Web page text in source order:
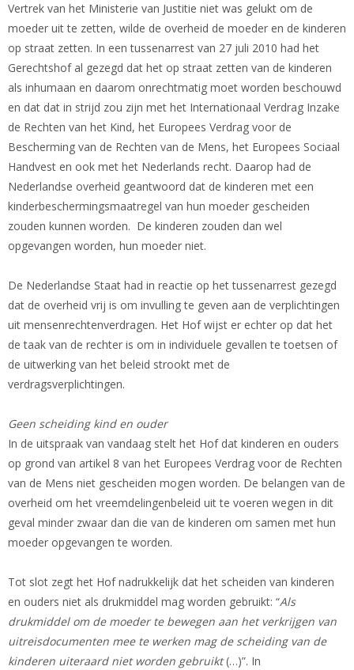
Vertrek van het Ministerie van Justitie niet was gelukt om de
moeder uit te zetten, wilde de overheid de moeder en de kinderen
op straat zetten. In een tussenarrest van 27 juli 2010 had het
Gerechtshof al gezegd dat het op straat zetten van de kinderen
als inhumaan en daarom onrechtmatig moet worden beschouwd
en dat dat in strijd zou zijn met het Internationaal Verdrag Inzake
de Rechten van het Kind, het Europees Verdrag voor de
Bescherming van de Rechten van de Mens, het Europees Sociaal
Handvest en ook met het Nederlands recht. Daarop had de
Nederlandse overheid geantwoord dat de kinderen met een
kinderbeschermingsmaatregel van hun moeder gescheiden
zouden kunnen worden. De kinderen zouden dan wel
opgevangen worden, hun moeder niet.
De Nederlandse Staat had in reactie op het tussenarrest gezegd
dat de overheid vrij is om invulling te geven aan de verplichtingen
uit mensenrechtenverdragen. Het Hof wijst er echter op dat het
de taak van de rechter is om in individuele gevallen te toetsen of
de uitwerking van het beleid strookt met de
verdragsverplichtingen.
Geen scheiding kind en ouder
In de uitspraak van vandaag stelt het Hof dat kinderen en ouders
op grond van artikel 8 van het Europees Verdrag voor de Rechten
van de Mens niet gescheiden mogen worden. De belangen van de
overheid om het vreemdelingenbeleid uit te voeren wegen in dit
geval minder zwaar dan die van de kinderen om samen met hun
moeder opgevangen te worden.
Tot slot zegt het Hof nadrukkelijk dat het scheiden van kinderen
en ouders niet als drukmiddel mag worden gebruikt: “Als
drukmiddel om de moeder te bewegen aan het verkrijgen van
uitreisdocumenten mee te werken mag de scheiding van de
kinderen uiteraard niet worden gebruikt(…)”. In